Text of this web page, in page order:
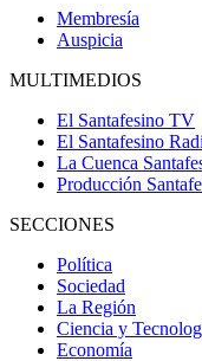
Membresía
Auspicia
MULTIMEDIOS
El Santafesino TV
El Santafesino
La Cuenca
Producción
SECCIONES
Política
Sociedad
La Región
Ciencia y
Economía